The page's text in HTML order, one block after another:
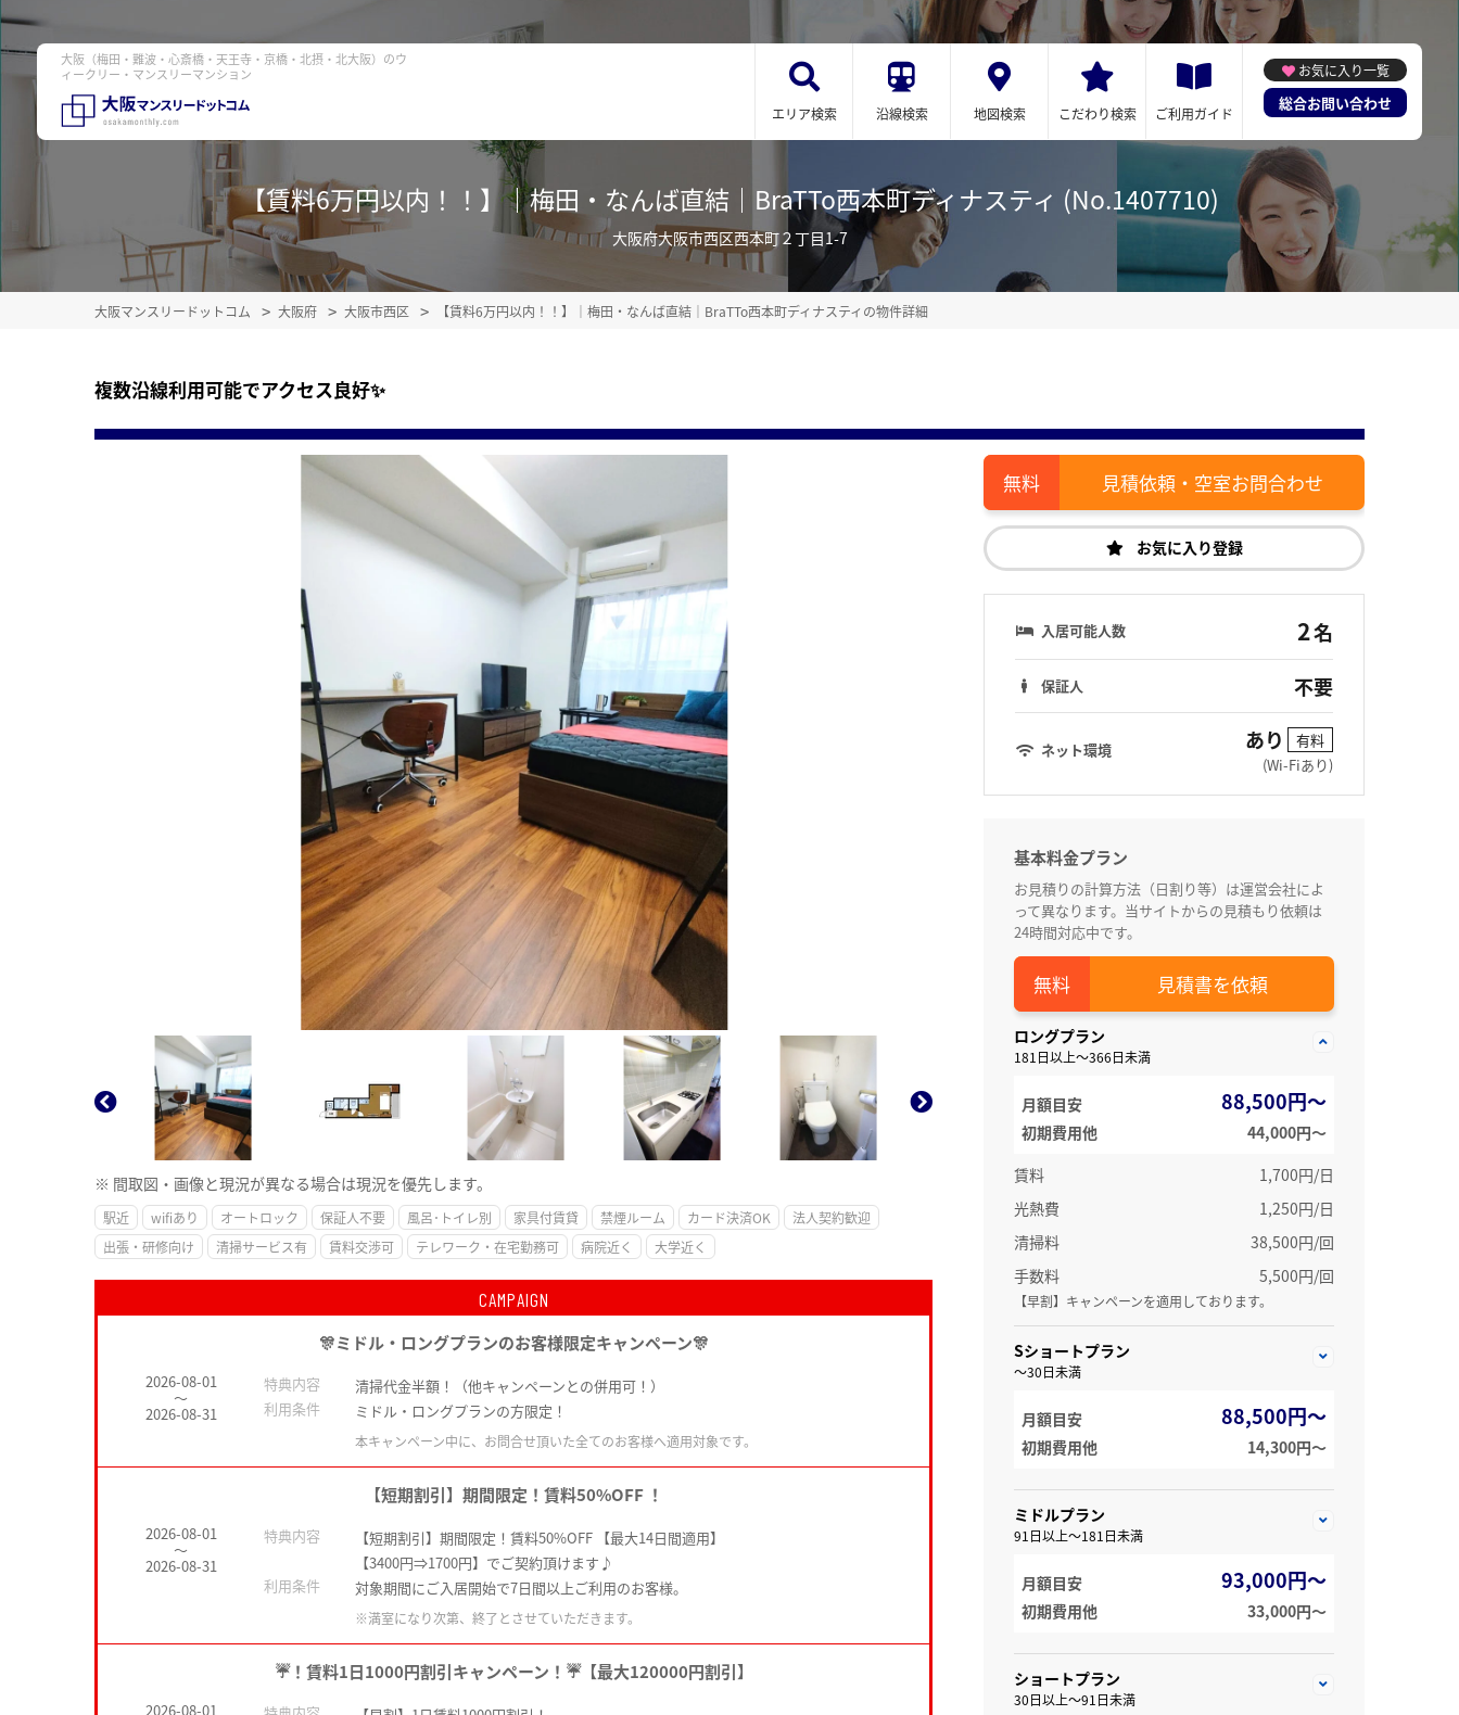
大阪（梅田・難波・心斎橋・天王寺・京橋・北摂・北大阪）のウ
ィークリー・マンスリーマンション
エリア検索 沿線検索 地図検索 こだわり検索 ご利用ガイド
お気に入り一覧
総合お問い合わせ
【賃料6万円以内！！】｜梅田・なんば直結｜BraTTo西本町ディナスティ (No.1407710)
大阪府大阪市西区西本町２丁目1-7
大阪マンスリードットコム 大阪府 大阪市西区 【賃料6万円以内！！】｜梅田・なんば直結｜BraTTo西本町ディナスティの物件詳細
複数沿線利用可能でアクセス良好✨
※ 間取図・画像と現況が異なる場合は現況を優先します。
駅近 wifiあり オートロック 保証人不要 風呂･トイレ別 家具付賃貸 禁煙ルーム カード決済OK
法人契約歓迎
出張・研修向け
清掃サービス有 賃料交渉可 テレワーク・在宅勤務可 病院近く 大学近く
CAMPAIGN
🎊ミドル・ロングプランのお客様限定キャンペーン🎊
2026-08-01
～
2026-08-31
特典内容
清掃代金半額！（他キャンペーンとの併用可！）
利用条件
ミドル・ロングプランの方限定！
本キャンペーン中に、お問合せ頂いた全てのお客様へ適用対象です。
【短期割引】期間限定！賃料50%OFF ！
2026-08-01
～
2026-08-31
特典内容
【短期割引】期間限定！賃料50%OFF 【最大14日間適用】
【3400円⇒1700円】でご契約頂けます♪
利用条件
対象期間にご入居開始で7日間以上ご利用のお客様。
※満室になり次第、終了とさせていただきます。
☔！賃料1日1000円割引キャンペーン！☔【最大120000円割引】
2026-08-01
見積依頼・空室お問合わせ
お気に入り登録
入居可能人数 2名
保証人 不要
ネット環境 あり
有料
(Wi-Fiあり)
基本料金プラン
お見積りの計算方法（日割り等）は運営会社によ
って異なります。当サイトからの見積もり依頼は
24時間対応中です。
見積書を依頼
ロングプラン
181日以上～366日未満
月額目安 88,500円～
初期費用他
44,000円〜
賃料
1,700円/日
光熱費
1,250円/日
清掃料
38,500円/回
手数料
5,500円/回
【早割】キャンペーンを適用しております。
Sショートプラン
～30日未満
月額目安 88,500円～
初期費用他 14,300円〜
ミドルプラン
91日以上～181日未満
月額目安 93,000円～
初期費用他 33,000円〜
ショートプラン
30日以上～91日未満